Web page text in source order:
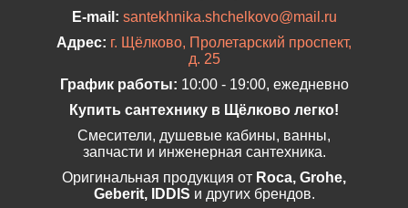
E-mail: santekhnika.shchelkovo@mail.ru
Адрес: г. Щёлково, Пролетарский проспект,
д. 25
График работы: 10:00 - 19:00, ежедневно
Купить сантехнику в Щёлково легко!
Смесители, душевые кабины, ванны,
запчасти и инженерная сантехника.
Оригинальная продукция от Roca, Grohe,
Geberit, IDDIS и других брендов.